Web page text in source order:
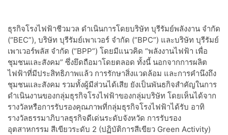
ธุรกิจโรงไฟฟ้าชีวมวล ดำเนินการโดยบริษัท บุรีรัมย์พลังงาน จำกัด
(“BEC”), บริษัท บุรีรัมย์เพาเวอร์ จำกัด (“BPC”) และบริษัท บุรีรัมย์
เพาเวอร์พลัส จำกัด (“BPP”) โดยมีแนวคิด “พลังงานไฟฟ้า เพื่อ
ชุมชนและสังคม” ซึ่งยึดถือมาโดยตลอด ทั้งนี้ นอกจากการผลิต
ไฟฟ้าที่มีประสิทธิภาพแล้ว การรักษาสิ่งแวดล้อม และการคำนึงถึง
ชุมชนและสังคม รวมทั้งผู้มีส่วนได้เสีย ยังเป็นพันธกิจสำคัญในการ
ดำเนินงานของกลุ่มธุรกิจโรงไฟฟ้าของกลุ่มบริษัท โดยเห็นได้จาก
รางวัลหรือการรับรองคุณภาพที่กลุ่มธุรกิจโรงไฟฟ้าได้รับ อาทิ
รางวัลธรรมาภิบาลธุรกิจดีเด่นระดับจังหวัด การรับรอง
อุตสาหกรรม สีเขียวระดับ 2 (ปฏิบัติการสีเขียว Green Activity)